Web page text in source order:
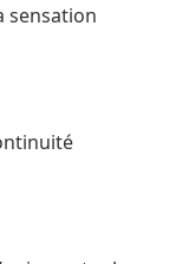
sensation